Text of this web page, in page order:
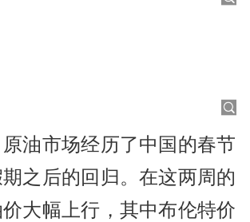
油市场经历了中国的春节
之后的回归。在这两周的
大幅上行，其中布伦特价